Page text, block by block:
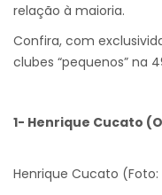
relação à maioria.
Confira, com
clubes “pequenos” na
1- Henrique Cucato
Henrique Cucato